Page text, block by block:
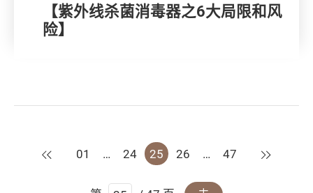
【紫外线杀菌消毒器之6大局限和风
险】
上一页
01 … 24 25 26 … 47 下一页